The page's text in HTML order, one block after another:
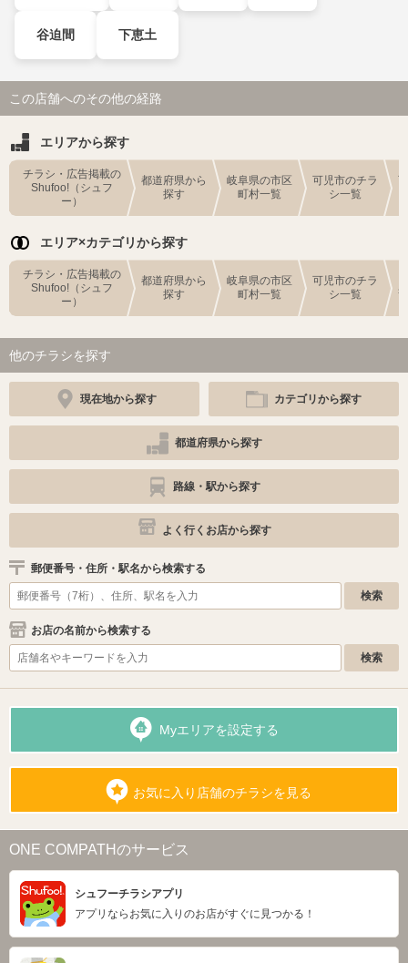
谷迫間 下恵土
この店舗へのその他の経路
エリアから探す
チラシ・広告掲載の
Shufoo!（シュフ
ー）
都道府県から
探す
岐阜県の市区
町村一覧
可児市のチラ
シ一覧
エリア×カテゴリから探す
チラシ・広告掲載の
Shufoo!（シュフ
ー）
都道府県から
探す
岐阜県の市区
町村一覧
可児市のチラ
シ一覧
他のチラシを探す
現在地から探す カテゴリから探す
都道府県から探す
路線・駅から探す
よく行くお店から探す
郵便番号・住所・駅名から検索する
お店の名前から検索する
Myエリアを設定する
お気に入り店舗のチラシを見る
ONE COMPATHのサービス
シュフーチラシアプリ
アプリならお気に入りのお店がすぐに見つかる！